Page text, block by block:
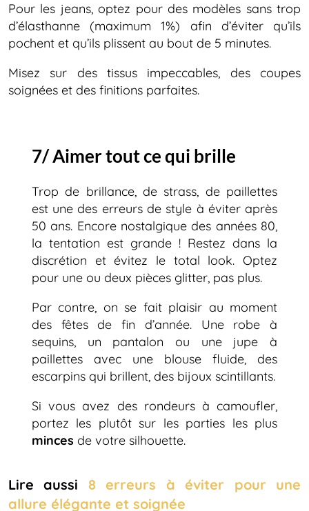
Pour les jeans, optez pour des modèles sans trop
d’élasthanne (maximum 1%) afin d’éviter qu’ils
pochent et qu’ils plissent au bout de 5 minutes.
Misez sur des tissus impeccables, des coupes
soignées et des finitions parfaites.
7/ Aimer tout ce qui brille
Trop de brillance, de strass, de paillettes
est une des erreurs de style à éviter après
50 ans. Encore nostalgique des années 80,
la tentation est grande ! Restez dans la
discrétion et évitez le total look. Optez
pour une ou deux pièces glitter, pas plus.
Par contre, on se fait plaisir au moment
des fêtes de fin d’année. Une robe à
sequins, un pantalon ou une jupe à
paillettes avec une blouse fluide, des
escarpins qui brillent, des bijoux scintillants.
Si vous avez des rondeurs à camoufler,
portez les plutôt sur les parties les plus
minces de votre silhouette.
Lire aussi 8 erreurs à éviter pour une
allure élégante et soignée